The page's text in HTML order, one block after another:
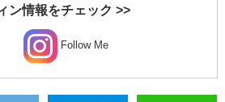
ン情報をチェック >>
Follow Me